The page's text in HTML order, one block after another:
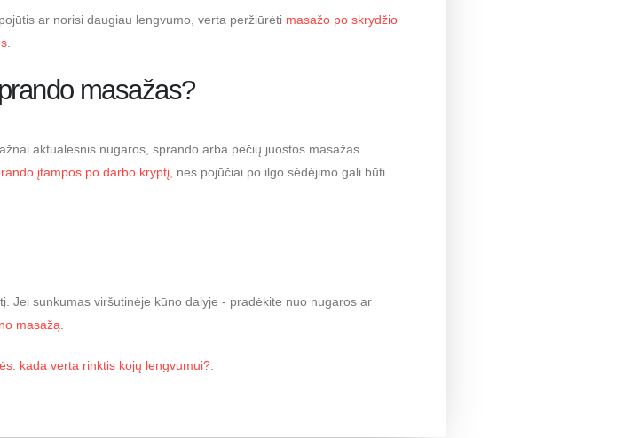
ar norisi daugiau lengvumo, verta peržiūrėti masažo po skrydžio
masažas?
aktualesnis nugaros, sprando arba pečių juostos masažas.
įtampos po darbo kryptį , nes pojūčiai po ilgo sėdėjimo gali būti
Jei sunkumas viršutinėje kūno dalyje - pradėkite nuo nugaros ar
masažą
kada verta rinktis kojų lengvumui?